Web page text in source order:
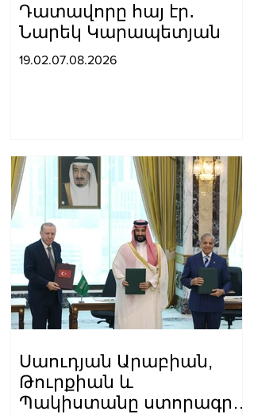
Դատավորը հայ էր․
Նարեկ Կարապետյան
19.02.07.08.2026
Սաուդյան Արաբիան,
Թուրքիան և
Պակիստանը ստորագրել